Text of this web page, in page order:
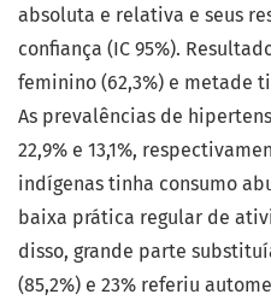
absoluta e relativa e seus
confiança (IC 95%).
feminino (62,3%) e metade
As prevalências de
22,9% e 13,1%,
indígenas tinha consumo
baixa prática regular de
disso, grande parte
(85,2%) e 23% referiu